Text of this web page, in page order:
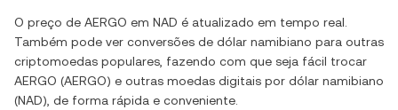
O preço de AERGO em NAD é atualizado em tempo real.
Também pode ver conversões de dólar namibiano para outras
criptomoedas populares, fazendo com que seja fácil trocar
AERGO (AERGO) e outras moedas digitais por dólar namibiano
(NAD), de forma rápida e conveniente.